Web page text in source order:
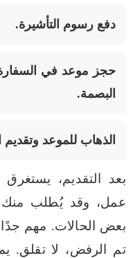
دفع رسوم التأشيرة.
حجز موعد في السفارة
البصمة.
الذهاب للموعد
عمل، وقد يُطلب
بعض الحالات. مهم
تم الرفض، لا تقلق.